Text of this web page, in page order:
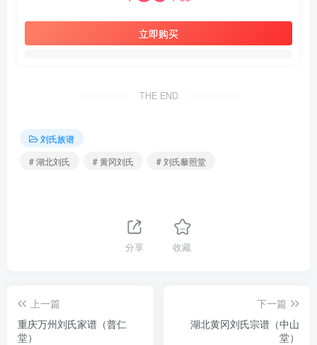
立即购买
THE END
刘氏族谱
# 湖北刘氏
# 黄冈刘氏 # 刘氏藜照堂
分享 收藏
上一篇
重庆万州刘氏家谱（普仁
堂）
下一篇
湖北黄冈刘氏宗谱（中山
堂）